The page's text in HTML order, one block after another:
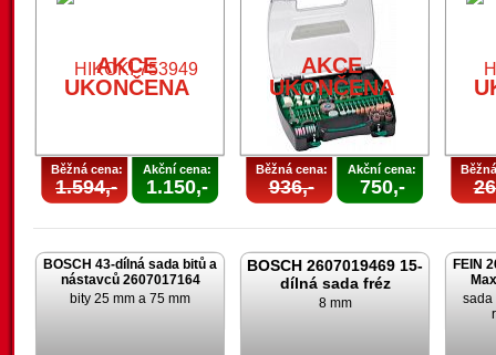
AKCE
UKONČENA
Běžná cena:
1.594,-
Akční cena:
1.150,-
AKCE
UKONČENA
Běžná cena:
936,-
Akční cena:
750,-
BOSCH 43-dílná sada bitů a
nástavců 2607017164
bity 25 mm a 75 mm
BOSCH 2607019469 15-
dílná sada fréz
8 mm
FEIN
sada